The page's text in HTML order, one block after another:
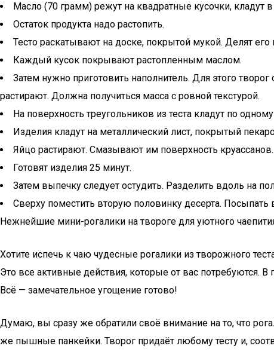
Масло (70 грамм) режут на квадратные кусочки, кладут
Остаток продукта надо растопить.
Тесто раскатывают на доске, покрытой мукой. Делят
Каждый кусок покрывают растопленным маслом.
Затем нужно приготовить наполнитель. Для этого
растирают. Должна получиться масса с ровной текстурой.
На поверхность треугольников из теста кладут по
Изделия кладут на металлический лист, покрытый
Яйцо растирают. Смазывают им поверхность круассанов.
Готовят изделия 25 минут.
Затем выпечку следует остудить. Разделить вдоль на
Сверху поместить вторую половинку десерта. Посыпать
Нежнейшие мини-рогалики на твороге для уютного
Хотите испечь к чаю чудесные рогалики из творожного
Это все активные действия, которые от вас потребуются.
Всё — замечательное угощение готово!
Думаю, вы сразу же обратили своё внимание на то, что
же пышные панкейки. Творог придаёт любому тесту и,